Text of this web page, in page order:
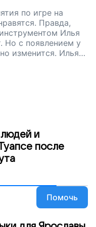
по игре на
Правда,
Илья
Но с появлением у
изменится. Илья
стоять,
Мы продолжаем
для мальчика.
и
после
Помочь